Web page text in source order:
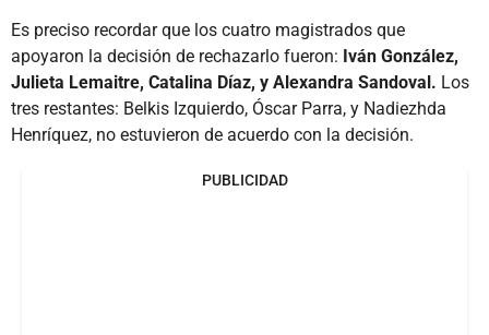
Es preciso recordar que los cuatro magistrados que
apoyaron la decisión de rechazarlo fueron: Iván González,
Julieta Lemaitre, Catalina Díaz, y Alexandra Sandoval. Los
tres restantes: Belkis Izquierdo, Óscar Parra, y Nadiezhda
Henríquez, no estuvieron de acuerdo con la decisión.
PUBLICIDAD